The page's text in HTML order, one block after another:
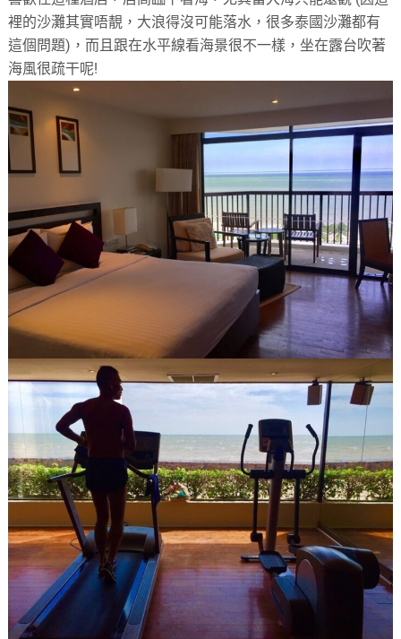
裡的沙灘其實唔靚，大浪得沒可能落水，很多泰國沙灘都有
這個問題)，而且跟在水平線看海景很不一樣，坐在露台吹著
海風很疏干呢!